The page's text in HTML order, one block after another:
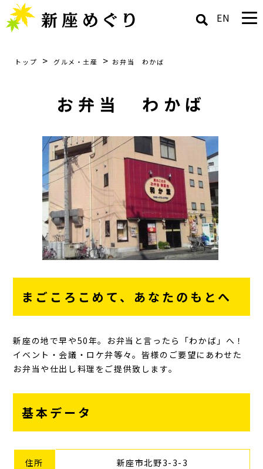
EN
トップ > グルメ・土産 > お弁当 わかば
お弁当 わかば
まごころこめて、あなたのもとへ
新座の地で早や50年。お弁当と言ったら「わかば」へ！
イベント・会議・ロケ弁等々。皆様のご要望にあわせた
お弁当や仕出し料理をご提供致します。
基本データ
住所 新座市北野3-3-3